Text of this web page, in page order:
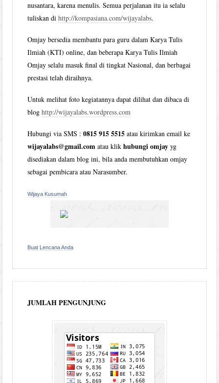
nusantara, karena menulis. Semua perjalanan itu ia selalu
tuliskan dihttp://kompasiana.com/wijayalabs.
Omjay bersedia membantu para guru dalam Karya Tulis
Ilmiah (KTI) online, dan beberapa Karya Tulis Ilmiah
Omjay selalu masuk final di tingkat Nasional, dan berbagai
prestasi telah diraihnya.
Untuk melihat foto kegiatannya dapat dilihat dan dibaca di
bloghttp://wijayalabs.wordpress.com
Hubungi via SMS :0815 915 5515 atau kirimkan email ke
wijayalabs@gmail.com atau klikhubungi omjay yg
disediakan dalam blog ini, bila anda membutuhkan omjay
sebagai pembicara atau Narasumber.
Wijaya Kusumah
Buat Lencana Anda
JUMLAH PENGUNJUNG